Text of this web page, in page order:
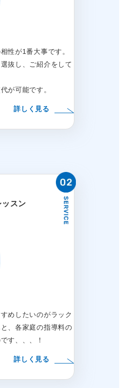
性が1番大事です。
抜し、ご紹介をして
が可能です。
詳しく見る
ッスン
めしたいのがラック
、各家庭の指導料の
す、、、！
詳しく見る